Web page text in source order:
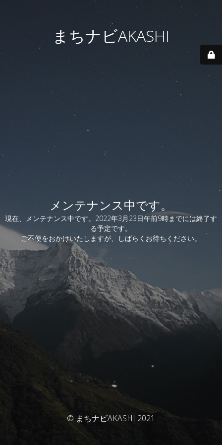
まちナビAKASHI
メンテナンス中です。
現在、メンテナンス中です。2022年3月23日午前9時までには終了す
る予定です。
ご不便をおかけいたしますが、しばらくお待ちください。
© まちナビAKASHI 2021